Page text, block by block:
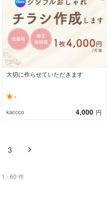
大切に作らせていただきます
-
kaccco 4,000 円
3
1 - 60 件